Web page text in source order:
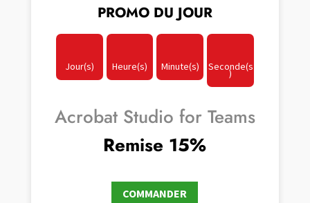
PROMO DU JOUR
Jour(s)
:
Heure(s)
:
Minute(s)
:
Seconde(s
)
Acrobat Studio for Teams
Remise 15%
COMMANDER